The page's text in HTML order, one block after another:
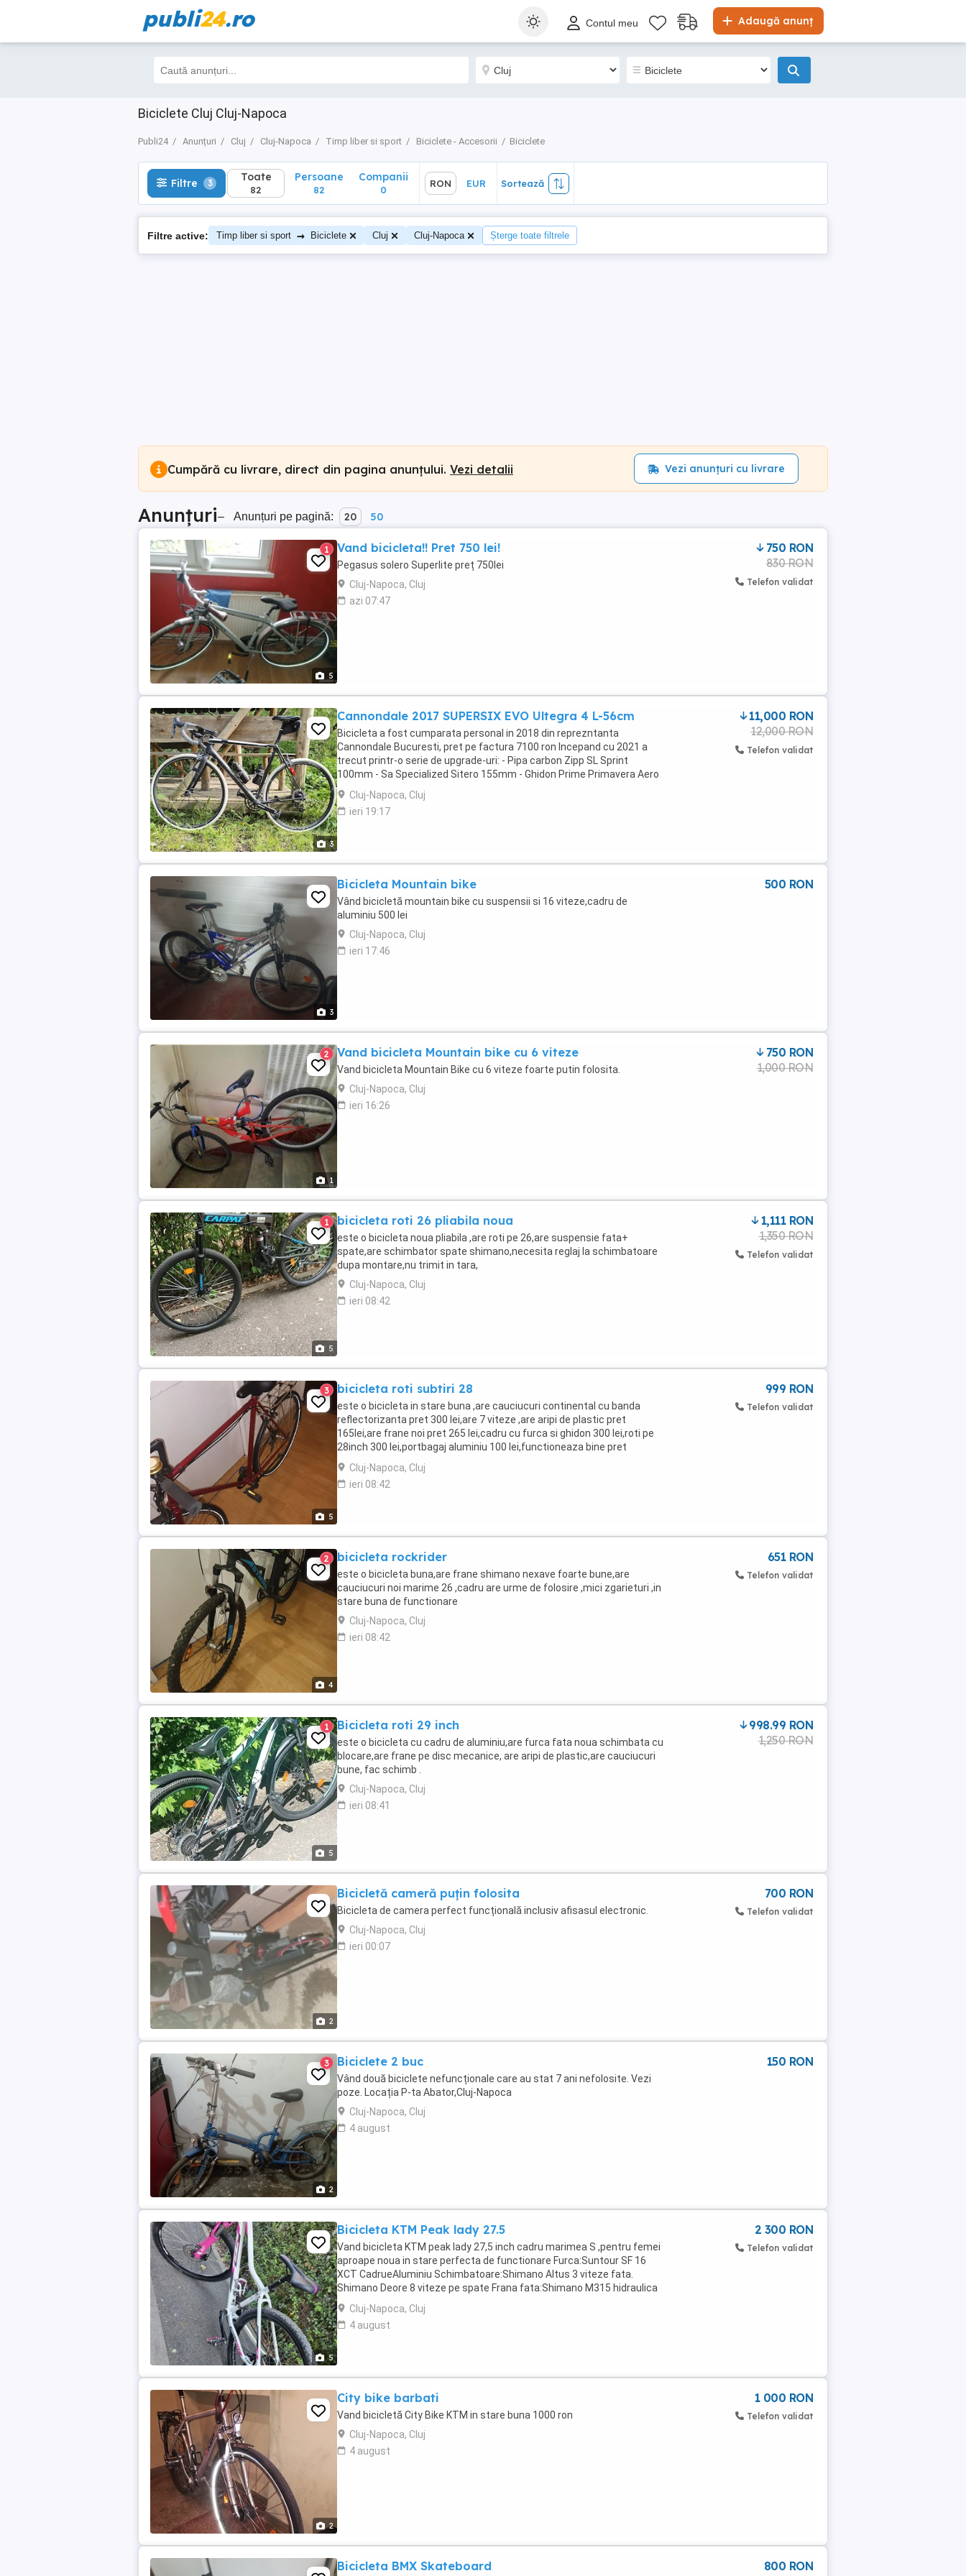
publi24.ro Adaugă anunț
Contul meu
Biciclete Cluj Cluj-Napoca
Publi24 Anunțuri Cluj Cluj-Napoca Timp liber si sport Biciclete - Accesorii Biciclete
Filtre 3 Toate
82
Sortează
Filtre 3 Toate
82
Persoane
82
Companii
0
RON EUR Sortează
Filtre active: Timp liber si sport → Biciclete Cluj Cluj-Napoca Șterge toate filtrele
Cumpără cu livrare, direct din pagina anunțului. Vezi detalii Vezi anunțuri cu livrare
Anunțuri– Anunțuri pe pagină: 20 50
5
1 Vand bicicleta!! Pret 750 lei!
Pegasus solero Superlite preț 750lei
Cluj-Napoca, Cluj
azi 07:47
750 RON
830 RON
Telefon validat
3
Cannondale 2017 SUPERSIX EVO Ultegra 4 L-56cm
Bicicleta a fost cumparata personal in 2018 din reprezntanta
Cannondale Bucuresti, pret pe factura 7100 ron Incepand cu 2021 a
trecut printr-o serie de upgrade-uri: - Pipa carbon Zipp SL Sprint
100mm - Sa Specialized Sitero 155mm - Ghidon Prime Primavera Aero
Carbon 40cm - Roti Campagnolo Shamal Mille ...
Cluj-Napoca, Cluj
ieri 19:17
11,000 RON
12,000 RON
Telefon validat
3
Bicicleta Mountain bike
Vând bicicletă mountain bike cu suspensii si 16 viteze,cadru de
aluminiu 500 lei
Cluj-Napoca, Cluj
ieri 17:46
500 RON
1
2 Vand bicicleta Mountain bike cu 6 viteze
Vand bicicleta Mountain Bike cu 6 viteze foarte putin folosita.
Cluj-Napoca, Cluj
ieri 16:26
750 RON
1,000 RON
5
1 bicicleta roti 26 pliabila noua
este o bicicleta noua pliabila ,are roti pe 26,are suspensie fata+
spate,are schimbator spate shimano,necesita reglaj la schimbatoare
dupa montare,nu trimit in tara,
Cluj-Napoca, Cluj
ieri 08:42
1,111 RON
1,350 RON
Telefon validat
5
3 bicicleta roti subtiri 28
este o bicicleta in stare buna ,are cauciucuri continental cu banda
reflectorizanta pret 300 lei,are 7 viteze ,are aripi de plastic pret
165lei,are frane noi pret 265 lei,cadru cu furca si ghidon 300 lei,roti pe
28inch 300 lei,portbagaj aluminiu 100 lei,functioneaza bine pret
negociabil,trimite ti m ...
Cluj-Napoca, Cluj
ieri 08:42
999 RON
Telefon validat
4
2 bicicleta rockrider
este o bicicleta buna,are frane shimano nexave foarte bune,are
cauciucuri noi marime 26 ,cadru are urme de folosire ,mici zgarieturi ,in
stare buna de functionare
Cluj-Napoca, Cluj
ieri 08:42
651 RON
Telefon validat
5
1 Bicicleta roti 29 inch
este o bicicleta cu cadru de aluminiu,are furca fata noua schimbata cu
blocare,are frane pe disc mecanice, are aripi de plastic,are cauciucuri
bune, fac schimb .
Cluj-Napoca, Cluj
ieri 08:41
998.99 RON
1,250 RON
2
Bicicletă cameră puțin folosita
Bicicleta de camera perfect funcțională inclusiv afisasul electronic.
Cluj-Napoca, Cluj
ieri 00:07
700 RON
Telefon validat
2
3 Biciclete 2 buc
Vând două biciclete nefuncționale care au stat 7 ani nefolosite. Vezi
poze. Locația P-ta Abator,Cluj-Napoca
Cluj-Napoca, Cluj
4 august
150 RON
5
Bicicleta KTM Peak lady 27.5
Vand bicicleta KTM peak lady 27,5 inch cadru marimea S ,pentru femei
aproape noua in stare perfecta de functionare Furca:Suntour SF 16
XCT CadrueAluminiu Schimbatoare:Shimano Altus 3 viteze fata.
Shimano Deore 8 viteze pe spate Frana fata:Shimano M315 hidraulica
Disc Frana spate:Shimano M315 hidraulica ...
Cluj-Napoca, Cluj
4 august
2 300 RON
Telefon validat
2
City bike barbati
Vand bicicletă City Bike KTM in stare buna 1000 ron
Cluj-Napoca, Cluj
4 august
1 000 RON
Telefon validat
Bicicleta BMX Skateboard 800 RON